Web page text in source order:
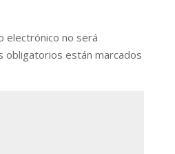
electrónico no será
obligatorios están marcados